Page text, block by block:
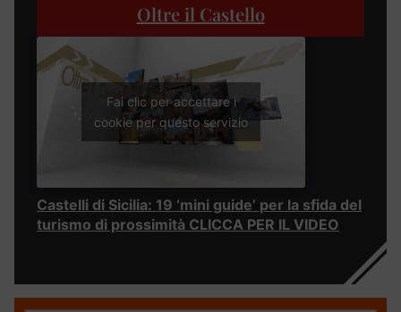
Oltre il Castello
Fai clic per accettare i
cookie per questo servizio
Castelli di Sicilia: 19 ‘mini guide’ per la sfida del
turismo di prossimità CLICCA PER IL VIDEO